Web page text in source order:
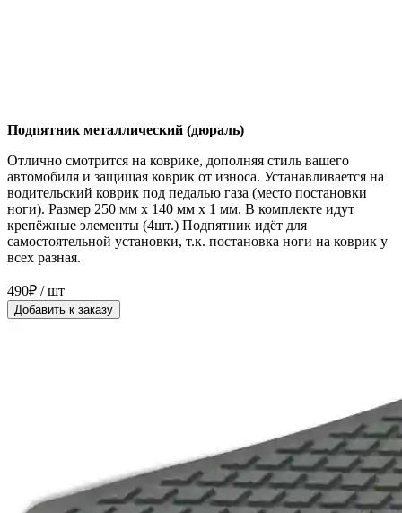
Подпятник металлический (дюраль)
Отлично смотрится на коврике, дополняя стиль вашего
автомобиля и защищая коврик от износа. Устанавливается на
водительский коврик под педалью газа (место постановки
ноги). Размер 250 мм x 140 мм x 1 мм. В комплекте идут
крепёжные элементы (4шт.) Подпятник идёт для
самостоятельной установки, т.к. постановка ноги на коврик у
всех разная.
490₽ / шт
Добавить к заказу